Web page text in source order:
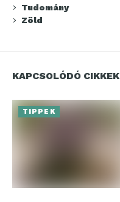
Tudomány
Zöld
KAPCSOLÓDÓ CIKKEK
TIPPEK